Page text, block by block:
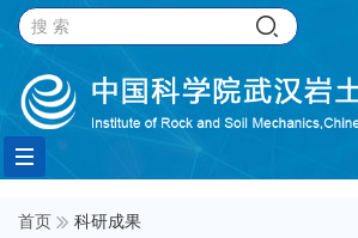
Toggle
navigation
首页 科研成果